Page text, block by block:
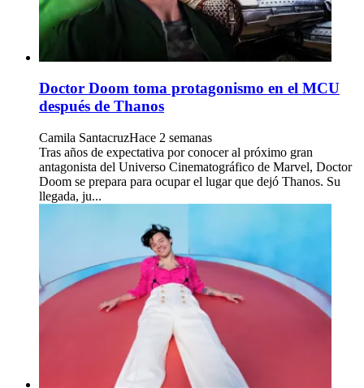
Doctor Doom toma protagonismo en el MCU
después de Thanos
Camila SantacruzHace 2 semanas
Tras años de expectativa por conocer al próximo gran
antagonista del Universo Cinematográfico de Marvel, Doctor
Doom se prepara para ocupar el lugar que dejó Thanos. Su
llegada, ju...